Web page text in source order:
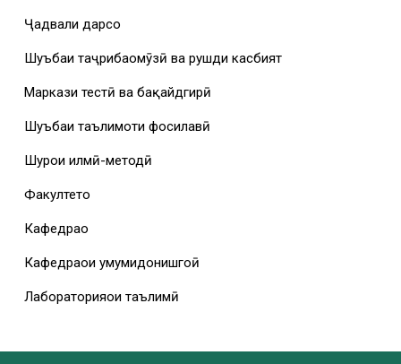
Ҷадвали дарсҳо
Шуъбаи таҷрибаомӯзӣ ва рушди касбият
Маркази тестӣ ва бақайдгирӣ
Шуъбаи таълимоти фосилавӣ
Шурои илмӣ-методӣ
Факултетҳо
Кафедраҳо
Кафедраҳои умумидонишгоҳӣ
Лабораторияҳои таълимӣ